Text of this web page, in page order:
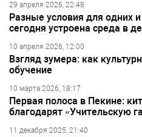
29 апреля 2026, 22:48
Разные условия для одних
сегодня устроена среда в
10 апреля 2026, 12:00
Взгляд зумера: как
обучение
10 марта 2026, 18:17
Первая полоса в Пекине:
благодарят «Учительскую
11 декабря 2025, 21:40